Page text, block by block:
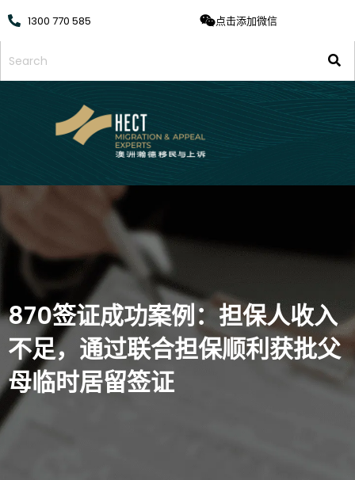
1300 770 585 点击添加微信
870签证成功案例：担保人收入
不足，通过联合担保顺利获批父
母临时居留签证